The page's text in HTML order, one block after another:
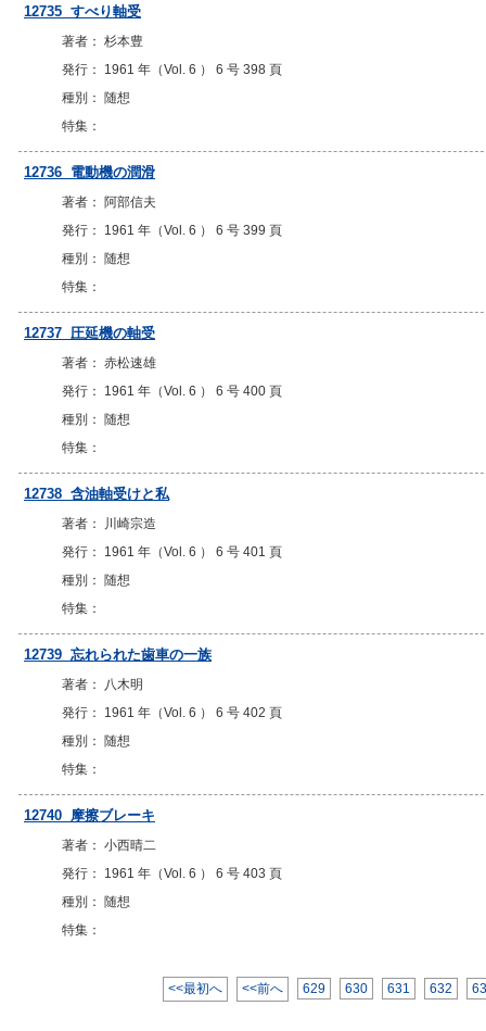
12735 すべり軸受
著者： 杉本豊
発行： 1961 年（Vol. 6 ） 6 号 398 頁
種別： 随想
特集：
12736 電動機の潤滑
著者： 阿部信夫
発行： 1961 年（Vol. 6 ） 6 号 399 頁
種別： 随想
特集：
12737 圧延機の軸受
著者： 赤松速雄
発行： 1961 年（Vol. 6 ） 6 号 400 頁
種別： 随想
特集：
12738 含油軸受けと私
著者： 川崎宗造
発行： 1961 年（Vol. 6 ） 6 号 401 頁
種別： 随想
特集：
12739 忘れられた歯車の一族
著者： 八木明
発行： 1961 年（Vol. 6 ） 6 号 402 頁
種別： 随想
特集：
12740 摩擦ブレーキ
著者： 小西晴二
発行： 1961 年（Vol. 6 ） 6 号 403 頁
種別： 随想
特集：
<<最初へ <<前へ 629 630 631 632